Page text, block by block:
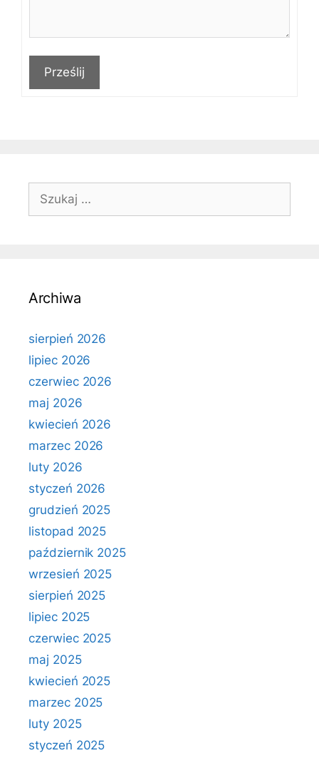
Prześlij
Szukaj:
Archiwa
sierpień 2026
lipiec 2026
czerwiec 2026
maj 2026
kwiecień 2026
marzec 2026
luty 2026
styczeń 2026
grudzień 2025
listopad 2025
październik 2025
wrzesień 2025
sierpień 2025
lipiec 2025
czerwiec 2025
maj 2025
kwiecień 2025
marzec 2025
luty 2025
styczeń 2025